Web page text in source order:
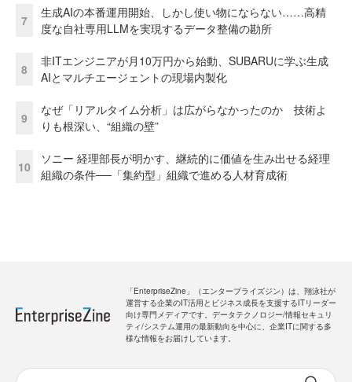
7
生成AIの本番運用開始、しかし使い物にならない……高精
度な自社専用LLMを実現するデータ整備の勘所
8
非ITエンジニアが月10万円から始動、SUBARUに学ぶ生成
AIとマルチエージェントの現場内製化
9
なぜ「リアルタイム分析」は広がらなかったのか 技術よ
りも根深い、“組織の壁”
10
ソニー 経理部長が明かす、継続的に価値を生み出せる経理
組織の条件──「集約型」組織で進める人材育成術
「EnterpriseZine」（エンタープライズジン）は、翔泳社が
運営する企業のIT活用とビジネス成長を支援するITリーダー
向け専門メディアです。データテクノロジー/情報セキュリ
ティ/システム運用の最新動向を中心に、企業ITに関する多
様な情報をお届けしています。